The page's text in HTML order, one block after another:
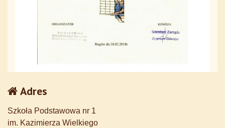
Adres
Szkoła Podstawowa nr 1
im. Kazimierza Wielkiego